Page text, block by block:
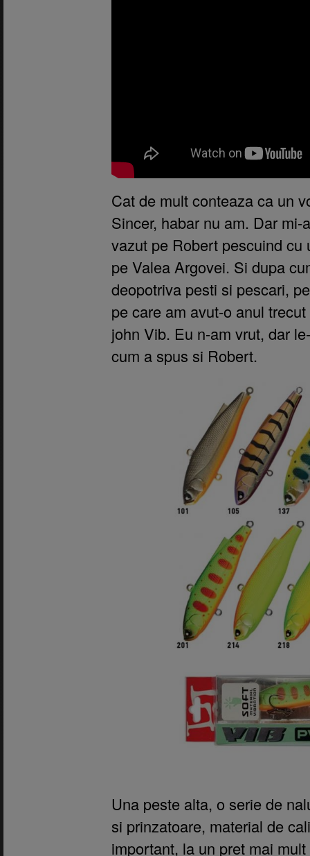
Cat de mult conteaza ca un
Sincer, habar nu am. Dar
vazut pe Robert pescuind
pe Valea Argovei. Si dupa
deopotriva pesti si pescari,
pe care am avut-o anul
john Vib. Eu n-am vrut, dar
cum a spus si Robert.
Una peste alta, o serie de
si prinzatoare, material de
important, la un pret mai